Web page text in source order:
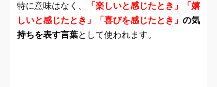
特に意味はなく、
「楽しいと感じたとき」「嬉
しいと感じたとき」「喜びを感じたとき」 の気
持ちを表す言葉として使われます。